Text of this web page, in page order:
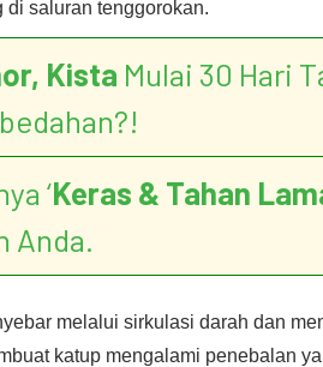
di saluran tenggorokan.
Kista Mulai 30 Hari
‘Keras & Tahan
Anda.
melalui sirkulasi darah dan
katup mengalami penebalan